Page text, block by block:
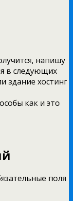
напишу
в следующих
здание хостинг
как и это
поля